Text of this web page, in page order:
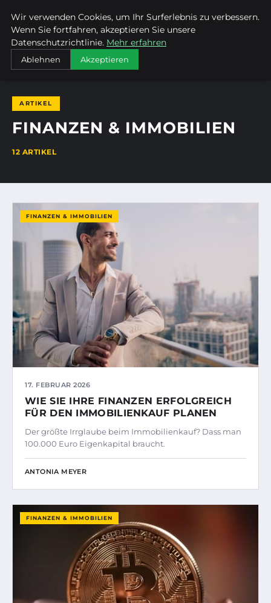
MTUCLUB
STARTSEITE FINANZEN & IMMOBILIEN
ARTIKEL
FINANZEN & IMMOBILIEN
12 ARTIKEL
FINANZEN & IMMOBILIEN
17. FEBRUAR 2026
WIE SIE IHRE FINANZEN ERFOLGREICH
FÜR DEN IMMOBILIENKAUF PLANEN
Der größte Irrglaube beim Immobilienkauf? Dass man
100.000 Euro Eigenkapital braucht.
ANTONIA MEYER
FINANZEN & IMMOBILIEN
Wir verwenden Cookies, um Ihr Surferlebnis zu verbessern.
Wenn Sie fortfahren, akzeptieren Sie unsere
Datenschutzrichtlinie. Mehr erfahren
Ablehnen Akzeptieren